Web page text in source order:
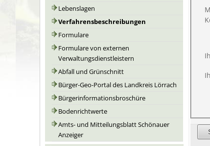
Lebenslagen
Verfahrensbeschreibungen
Formulare
Formulare von externen
Verwaltungsdienstleistern
Abfall und Grünschnitt
Bürger-Geo-Portal des Landkreis Lörrach
Bürgerinformationsbroschüre
Bodenrichtwerte
Amts- und Mitteilungsblatt Schönauer
Anzeiger